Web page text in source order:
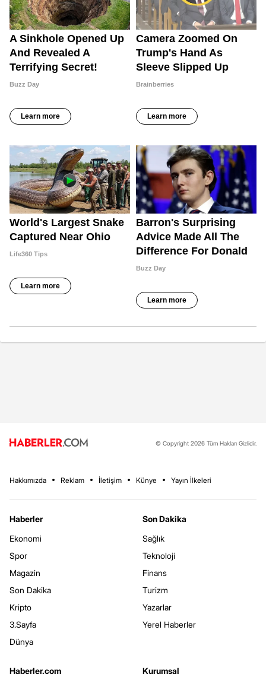
© Copyright 2026 Tüm Hakları Gizlidir.
Hakkımızda Reklam İletişim Künye Yayın İlkeleri
Haberler
Ekonomi
Spor
Magazin
Son Dakika
Kripto
3.Sayfa
Dünya
Son Dakika
Sağlık
Teknoloji
Finans
Turizm
Yazarlar
Yerel Haberler
Haberler.com
Kurumsal